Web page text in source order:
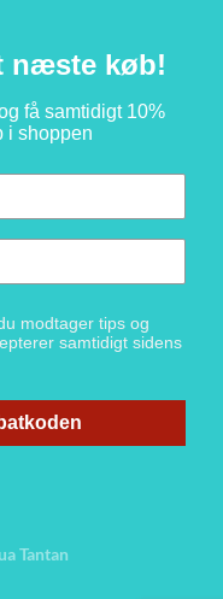
næste køb!
få samtidigt 10%
i shoppen
modtager tips og
samtidigt sidens
Tantan